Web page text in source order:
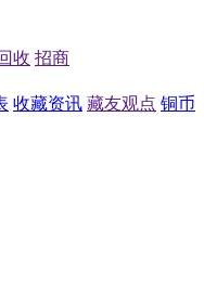
收 招商
收藏资讯 藏友观点 铜币